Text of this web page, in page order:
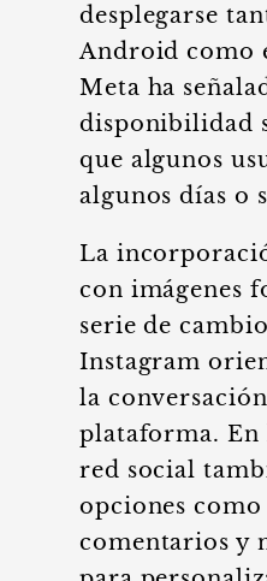
desplegarse
Android como
Meta ha
disponibilidad
que algunos
algunos días o
La
con imágenes
serie de
Instagram
la
plataforma. En
red social
opciones
comentarios y